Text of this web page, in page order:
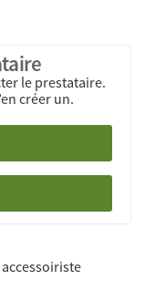
le prestataire.
créer un.